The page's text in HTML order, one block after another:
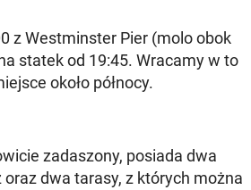
z Westminster Pier (molo obok
statek od 19:45. Wracamy w to
około północy.
zadaszony, posiada dwa
dwa tarasy, z których można